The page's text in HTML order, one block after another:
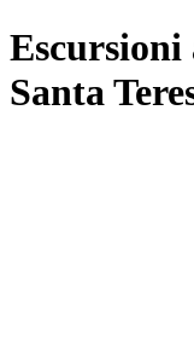
Escursioni
Santa